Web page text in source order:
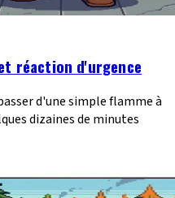
réaction d'urgence
d'une simple flamme à
dizaines de minutes